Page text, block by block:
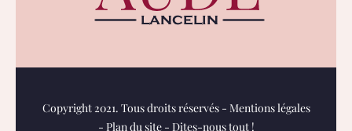
Copyright 2021. Tous droits réservés - Mentions légales
- Plan du site- Dites-nous tout !